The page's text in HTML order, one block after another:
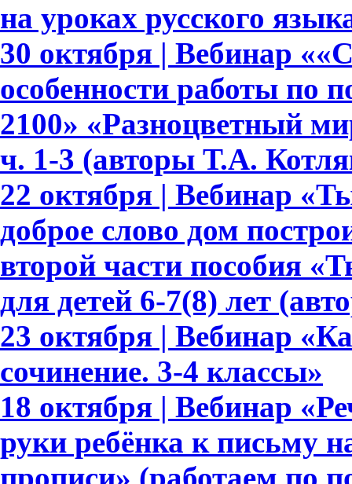
на уроках русского
30 октября | Вебинар
особенности работы по
2100» «Разноцветный
ч. 1-3 (авторы Т.А.
22 октября | Вебинар
доброе слово дом
второй части пособия
для детей 6-7(8) лет
23 октября | Вебинар
сочинение. 3-4 классы»
18 октября | Вебинар
руки ребёнка к письму